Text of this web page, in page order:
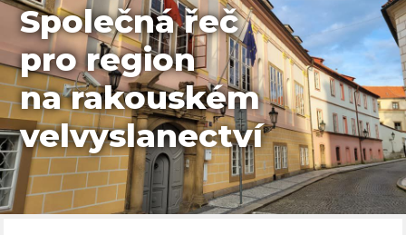
Společná řeč
pro region
na rakouském
velvyslanectví